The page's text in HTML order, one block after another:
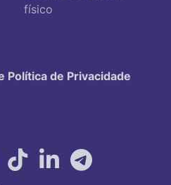
físico
Política de Privacidade